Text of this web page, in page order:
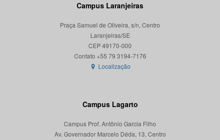
Campus Laranjeiras
Praça Samuel de Oliveira, s/n, Centro
Laranjeiras/SE
CEP 49170-000
Localização
Campus Lagarto
Campus Prof. Antônio Garcia Filho
Av. Governador Marcelo Déda, 13, Centro